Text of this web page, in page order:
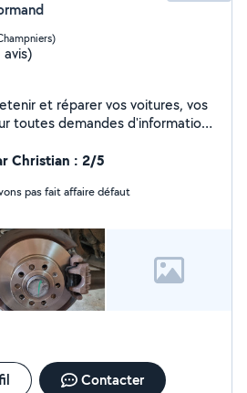
avis)
Christian : 2/5
pas fait affaire défaut
Contacter